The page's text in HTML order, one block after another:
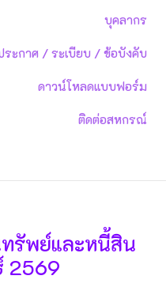
บุคลากร
ระกาศ / ระเบียบ / ข้อบังคับ
ดาวน์โหลดแบบฟอร์ม
ติดต่อสหกรณ์
รัพย์และหนี้สิน
2569